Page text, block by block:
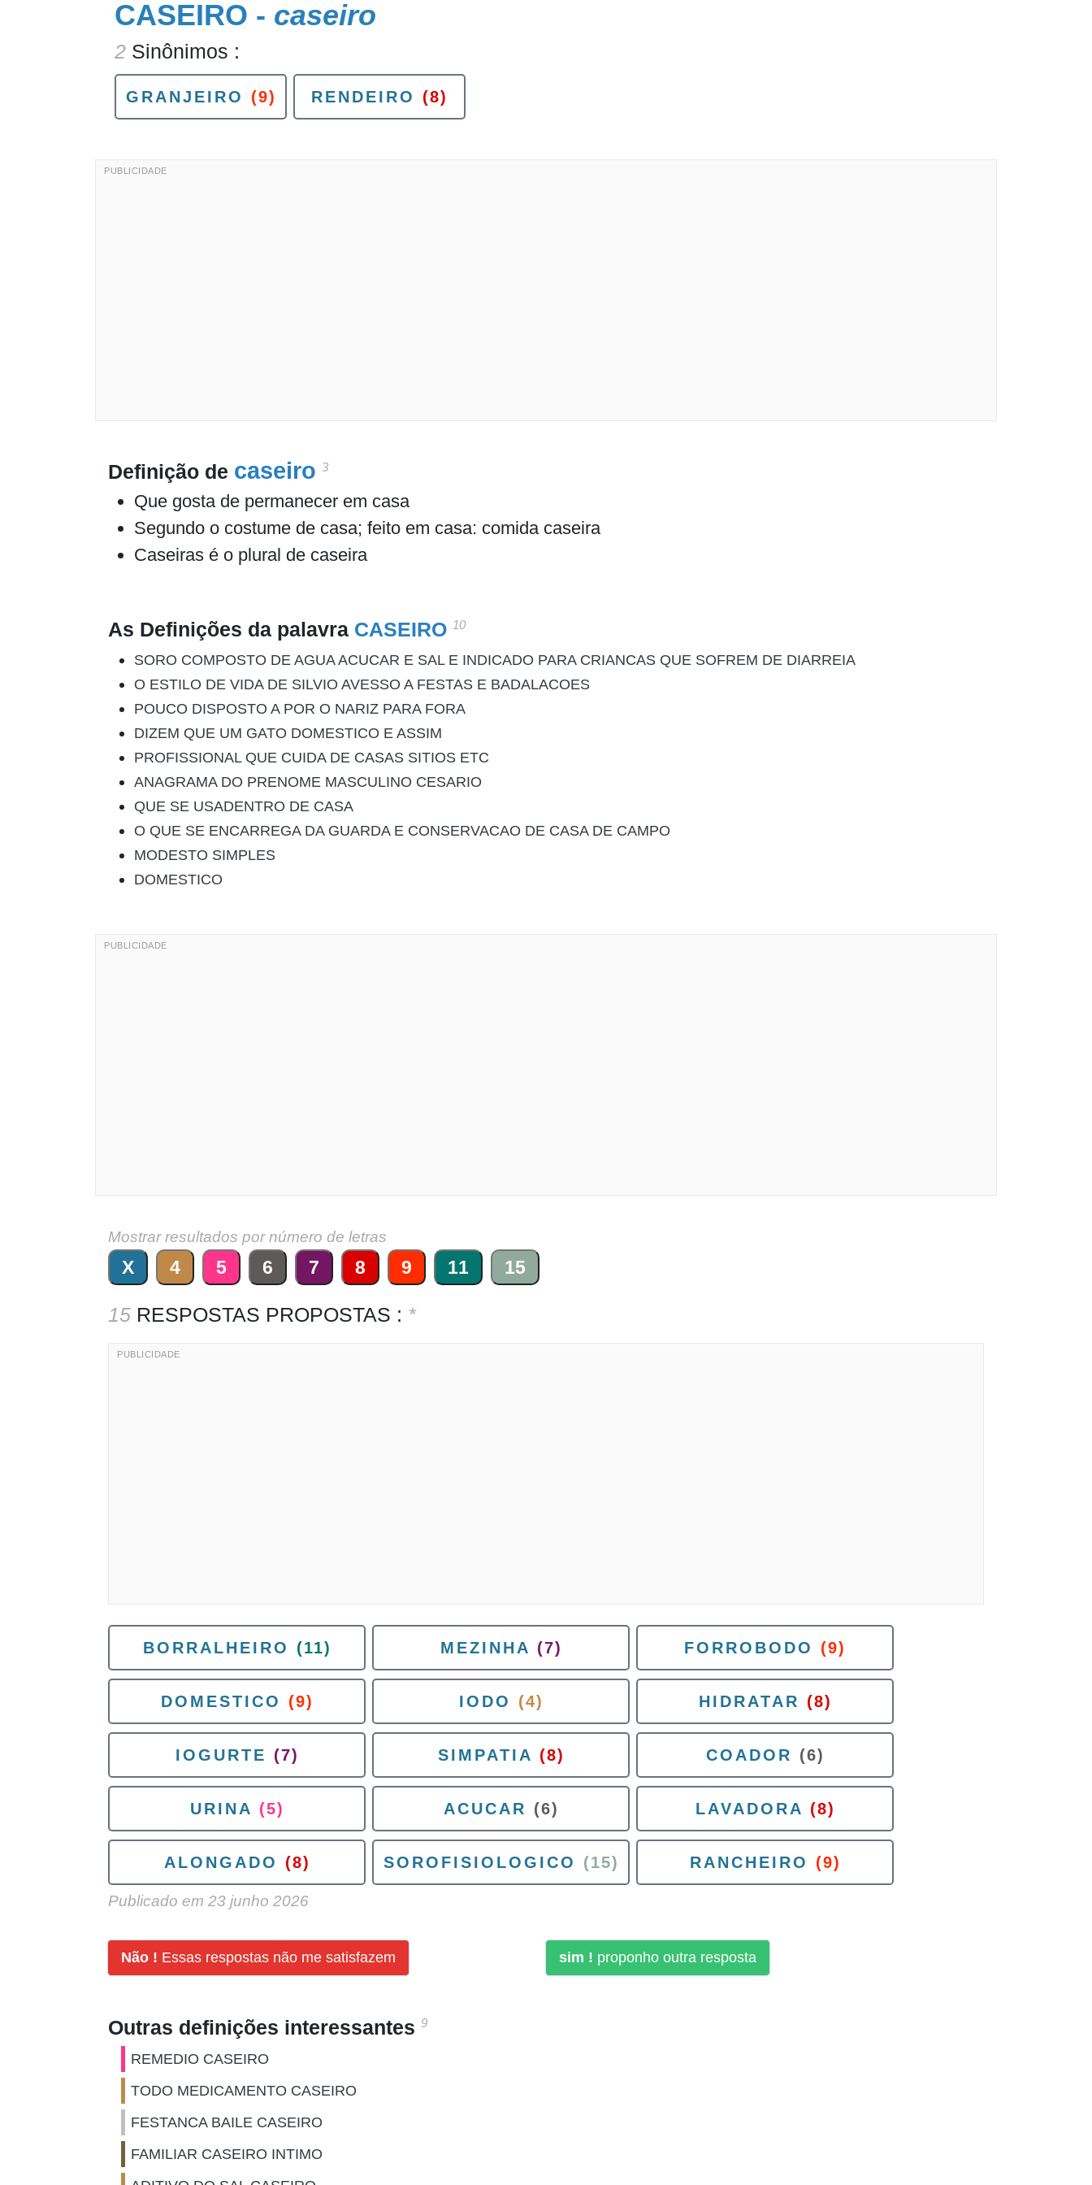
CASEIRO - caseiro
2 Sinônimos :
GRANJEIRO (9) RENDEIRO (8)
Definição de caseiro 3
Que gosta de permanecer em casa
Segundo o costume de casa; feito em casa: comida caseira
Caseiras é o plural de caseira
As Definições da palavra CASEIRO 10
SORO COMPOSTO DE AGUA ACUCAR E SAL E INDICADO PARA CRIANCAS QUE SOFREM DE DIARREIA
O ESTILO DE VIDA DE SILVIO AVESSO A FESTAS E BADALACOES
POUCO DISPOSTO A POR O NARIZ PARA FORA
DIZEM QUE UM GATO DOMESTICO E ASSIM
PROFISSIONAL QUE CUIDA DE CASAS SITIOS ETC
ANAGRAMA DO PRENOME MASCULINO CESARIO
QUE SE USADENTRO DE CASA
O QUE SE ENCARREGA DA GUARDA E CONSERVACAO DE CASA DE CAMPO
MODESTO SIMPLES
DOMESTICO
Mostrar resultados por número de letras
X 4 5 6 7 8 9 11 15
15 RESPOSTAS PROPOSTAS : *
BORRALHEIRO (11) MEZINHA (7) FORROBODO (9)
DOMESTICO (9) IODO (4) HIDRATAR (8)
IOGURTE (7) SIMPATIA (8) COADOR (6)
URINA (5) ACUCAR (6) LAVADORA (8)
ALONGADO (8) SOROFISIOLOGICO (15) RANCHEIRO (9)
Publicado em 23 junho 2026
Não ! Essas respostas não me satisfazem sim ! proponho outra resposta
Outras definições interessantes 9
REMEDIO CASEIRO
TODO MEDICAMENTO CASEIRO
FESTANCA BAILE CASEIRO
FAMILIAR CASEIRO INTIMO